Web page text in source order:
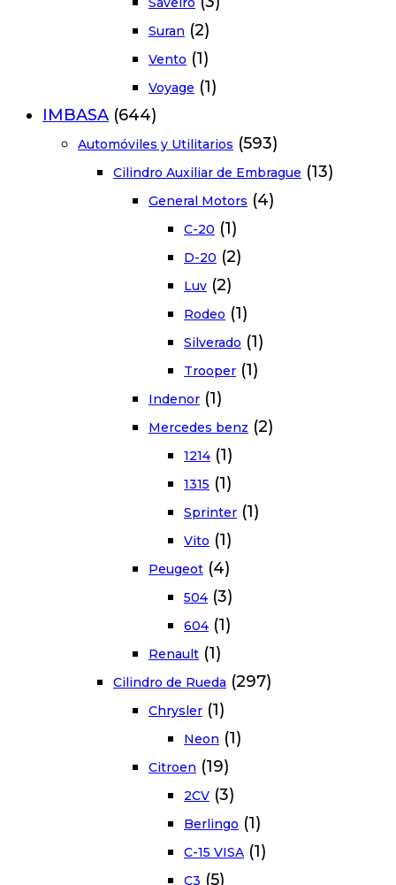
Suran (2)
Vento (1)
Voyage (1)
IMBASA (644)
Automóviles y Utilitarios (593)
Cilindro Auxiliar de Embrague (13)
General Motors (4)
C-20 (1)
D-20 (2)
Luv (2)
Rodeo (1)
Silverado (1)
Trooper (1)
Indenor (1)
Mercedes benz (2)
1214 (1)
1315 (1)
Sprinter (1)
Vito (1)
Peugeot (4)
504 (3)
604 (1)
Renault (1)
Cilindro de Rueda (297)
Chrysler (1)
Neon (1)
Citroen (19)
2CV (3)
Berlingo (1)
C-15 VISA (1)
C3 (5)